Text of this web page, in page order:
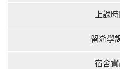
上課
留遊學
宿舍